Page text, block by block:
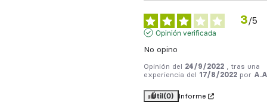
3/5
Opinión verificada
No opino
Opinión del 24/9/2022
, tras una
experiencia del
17/8/2022 por
Útil(0) Informe